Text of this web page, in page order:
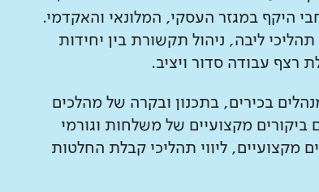
היקף במגזר העסקי, המלונאי והאקדמי.
ליבה, ניהול תקשורת בין יחידות
רצף עבודה סדור ויציב.
בכירים, בתכנון ובקרה של מהלכים
מקצועיים של משלחות וגורמי
מקצועיים, ליווי תהליכי קבלת החלטות